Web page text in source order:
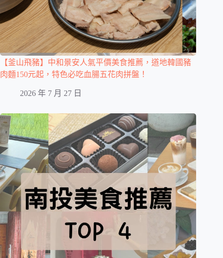
【釜山飛豬】中和景安人氣平價美食推薦，道地韓國豬
肉麵150元起，特色必吃血腸五花肉拼盤！
2026 年 7 月 27 日